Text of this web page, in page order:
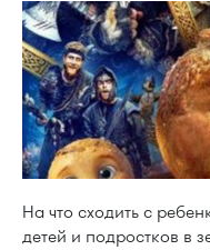
На что сходить с
детей и подростков в